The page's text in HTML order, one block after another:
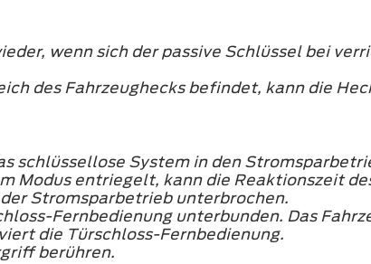
wenn sich der passive Schlüssel bei
des Fahrzeughecks befindet, kann die
schlüssellose System in den
Modus entriegelt, kann die Reaktionszeit
Stromsparbetrieb unterbrochen.
Fernbedienung unterbunden. Das
die Türschloss-Fernbedienung.
berühren.